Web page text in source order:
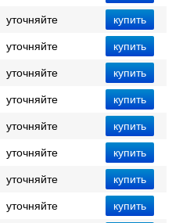
уточняйте
уточняйте
уточняйте
уточняйте
уточняйте
уточняйте
уточняйте
уточняйте